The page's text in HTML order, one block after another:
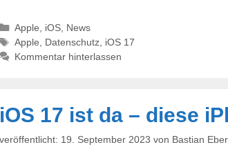
Kategorien
Apple iOS, News
Schlagwörter
Apple Datenschutz, iOS 17
Kommentar hinterlassen
iOS 17 ist da – diese
19. September 2023 von Bastian